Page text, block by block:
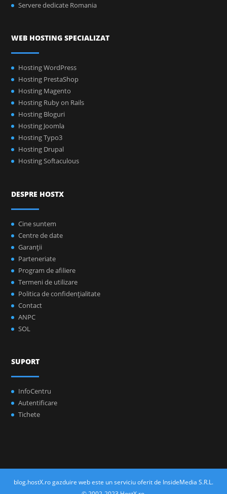
Servere dedicate Romania
WEB HOSTING SPECIALIZAT
Hosting WordPress
Hosting PrestaShop
Hosting Magento
Hosting Ruby on Rails
Hosting Bloguri
Hosting Joomla
Hosting Typo3
Hosting Drupal
Hosting Softaculous
DESPRE HOSTX
Cine suntem
Centre de date
Garanţii
Parteneriate
Program de afiliere
Termeni de utilizare
Politica de confidenţialitate
Contact
ANPC
SOL
SUPORT
InfoCentru
Autentificare
Tichete
blog.hostX.ro gazduire web este un serviciu oferit de InsideMedia S.R.L.